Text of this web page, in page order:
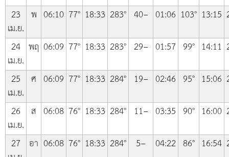
23
เม.ย.
พ 06:10 77° 18:33 283° 40− 01:06 103° 13:15
24
เม.ย.
พฤ 06:09 77° 18:33 283° 29− 01:57 99° 14:11
25
เม.ย.
ศ 06:09 77° 18:33 284° 19− 02:46 95° 15:06
26
เม.ย.
ส 06:08 76° 18:33 284° 11− 03:35 90° 16:00
27 อา 06:08 76° 18:33 284° 5− 04:22 86° 16:54